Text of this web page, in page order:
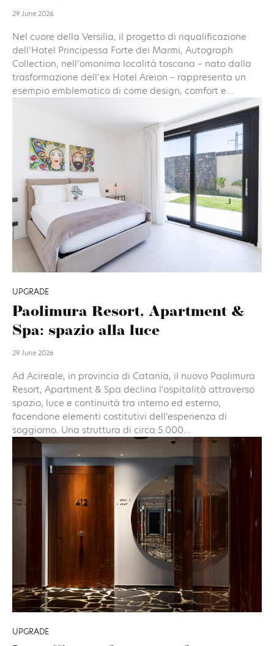
29 June 2026
Nel cuore della Versilia, il progetto di riqualificazione
dell’Hotel Principessa Forte dei Marmi, Autograph
Collection, nell’omonima località toscana – nato dalla
trasformazione dell’ex Hotel Areion – rappresenta un
esempio emblematico di come design, comfort e...
UPGRADE
Paolimura Resort, Apartment &
Spa: spazio alla luce
29 June 2026
Ad Acireale, in provincia di Catania, il nuovo Paolimura
Resort, Apartment & Spa declina l'ospitalità attraverso
spazio, luce e continuità tra interno ed esterno,
facendone elementi costitutivi dell'esperienza di
soggiorno. Una struttura di circa 5.000...
UPGRADE